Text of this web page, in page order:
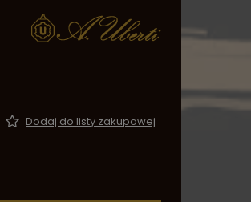
Dodaj do listy zakupowej